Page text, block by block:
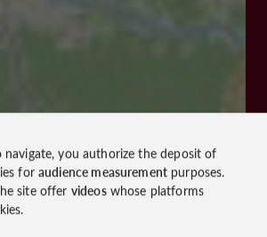
you authorize the deposit of
foraudience measurementpurposes.
site offer videoswhose platforms